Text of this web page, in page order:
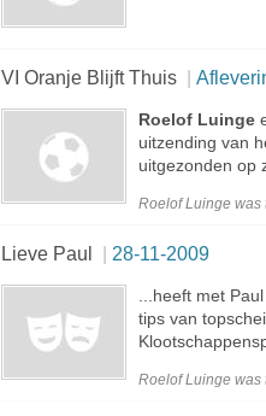
VI Oranje Blijft Thuis
Roelof Luinge
uitzending van
uitgezonden op
Roelof Luinge was
Lieve Paul 28-11-2009
...heeft met
tips van
Roelof Luinge was